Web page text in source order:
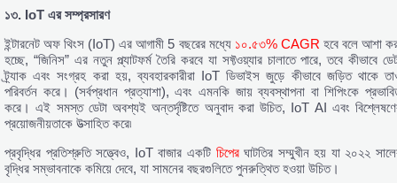
১৩. IoT এরসম্প্রসারণ
ইন্টারনেট অফ থিংস (IoT) এর আগামী 5 বছরের মধ্যে ১০.৫৩% CAGR হবে বলে আশা
হচ্ছে, “জিনিস” এর নতুন প্ল্যাটফর্ম তৈরি করবে যা সফ্টওয়্যার চালাতে পারে, তবে কীভাবে
ট্র্যাক এবং সংগ্রহ করা হয়, ব্যবহারকারীরা IoT ডিভাইস জুড়ে কীভাবে জড়িত থাকে
পরিবর্তন করে। (সর্বপ্রধান প্রত্যাশা), এবং এমনকি জায় ব্যবস্থাপনা বা শিপিংকে
করে। এই সমস্ত ডেটা অবশ্যই অন্তর্দৃষ্টিতে অনুবাদ করা উচিত, IoT AI এবং
প্রয়োজনীয়তাকে উত্সাহিত করে৷
প্রবৃদ্ধির প্রতিশ্রুতি সত্ত্বেও, IoT বাজার একটি চিপেরঘাটতির সম্মুখীন হয় যা ২০২২
বৃদ্ধির সম্ভাবনাকে কমিয়ে দেবে, যা সামনের বছরগুলিতে পুনরুত্থিত হওয়া উচিত।